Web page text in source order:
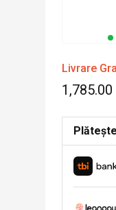
Livrare
1,785.00